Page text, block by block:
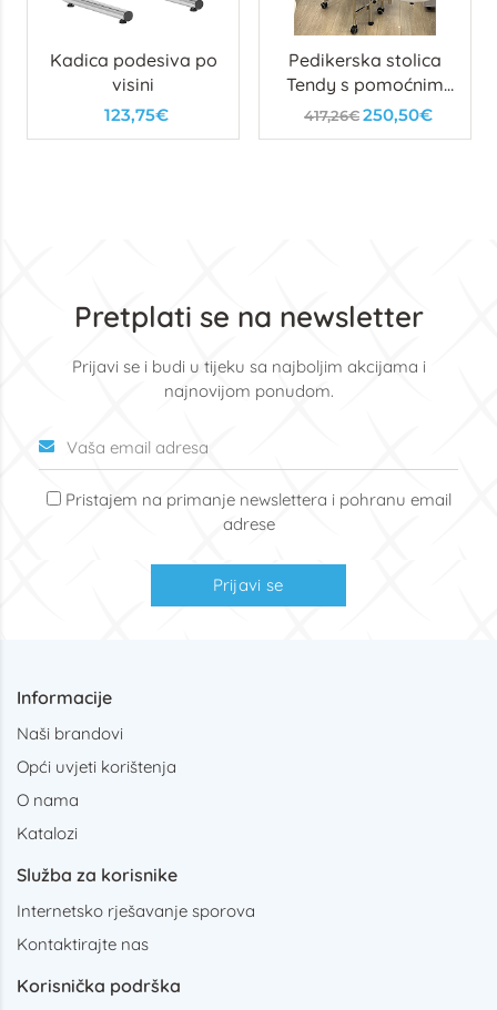
Kadica podesiva po
visini
123,75€
Pedikerska stolica
Tendy s pomoćnim
tabureom i ladicama
417,26€250,50€
Pretplati se na newsletter
Prijavi se i budi u tijeku sa najboljim akcijama i
najnovijom ponudom.
Pristajem na primanje newslettera i pohranu email
adrese
Prijavi se
Informacije
Naši brandovi
Opći uvjeti korištenja
O nama
Katalozi
Služba za korisnike
Internetsko rješavanje sporova
Kontaktirajte nas
Korisnička podrška